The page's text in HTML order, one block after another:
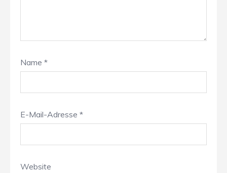
Name *
E-Mail-Adresse *
Website